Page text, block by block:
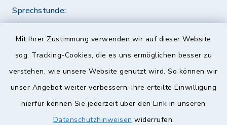
Mit Ihrer Zustimmung verwenden wir auf dieser Website
sog. Tracking-Cookies, die es uns ermöglichen besser zu
verstehen, wie unsere Website genutzt wird. So können wir
unser Angebot weiter verbessern. Ihre erteilte Einwilligung
hierfür können Sie jederzeit über den Link in unseren
Datenschutzhinweisen widerrufen.
Sprechstunde:
Diese findet nach Vereinbarung statt.
Quicklinks
Landkreis Lichtenfels